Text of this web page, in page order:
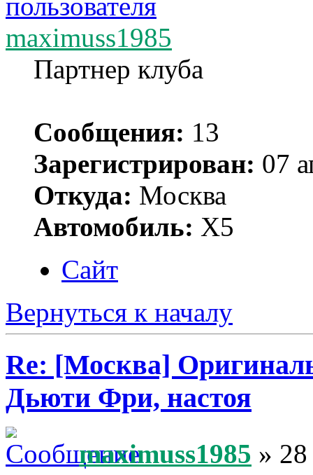
maximuss1985
Партнер клуба
Сообщения: 13
Зарегистрирован: 07
Откуда: Москва
Автомобиль: Х5
Сайт
Вернуться к началу
Re: [Москва]
Дьюти Фри, настоя
maximuss1985 »